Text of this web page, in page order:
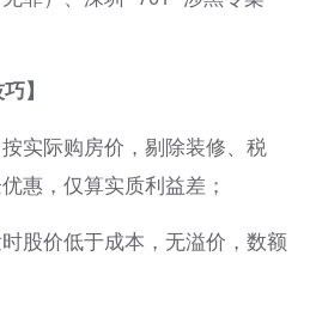
】
实际购房价，剔除装修、税
惠，仅算实质利益差；
股价低于成本，无溢价，数额